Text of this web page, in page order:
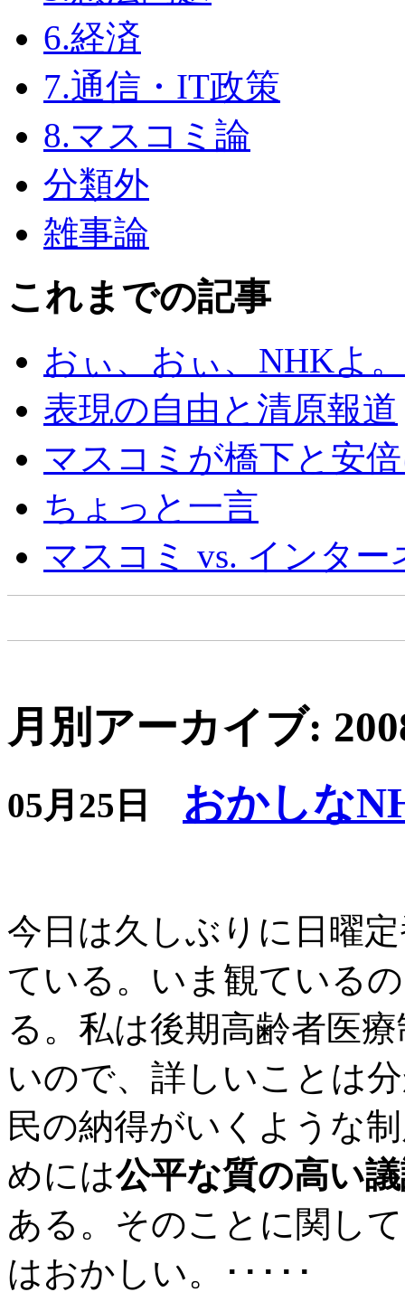
6.経済
7.通信・IT政策
8.マスコミ論
分類外
雑事論
これまでの記事
おぃ、おぃ、NHKよ
表現の自由と清原報道
マスコミが橋下と安
ちょっと一言
マスコミ vs. インター
月別アーカイブ:
05月25日 おかしな
今日は久しぶりに日曜
ている。いま観ている
る。私は後期高齢者医
いので、詳しいことは
民の納得がいくような
めには公平な質の高い
ある。そのことに関し
はおかしい。･････